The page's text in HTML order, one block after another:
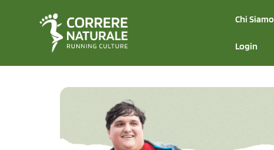
Chi Siamo
Login